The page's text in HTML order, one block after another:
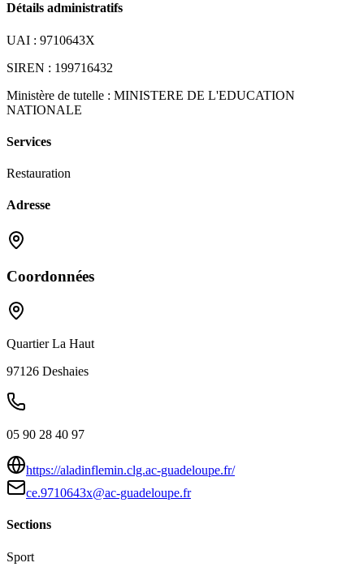
Détails administratifs
UAI : 9710643X
SIREN : 199716432
Ministère de tutelle : MINISTERE DE L'EDUCATION
NATIONALE
Services
Restauration
Adresse
Coordonnées
Quartier La Haut
97126 Deshaies
05 90 28 40 97
https://aladinflemin.clg.ac-guadeloupe.fr/
ce.9710643x@ac-guadeloupe.fr
Sections
Sport